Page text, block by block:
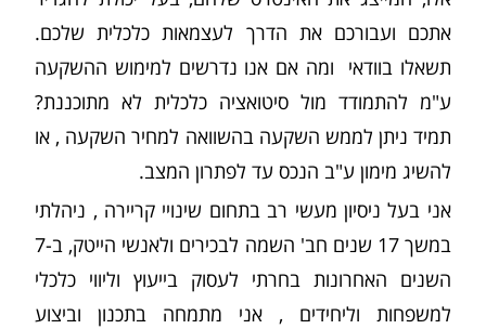
אתכם ועבורכם את הדרך לעצמאות כלכלית שלכם.
תשאלו בוודאי ומה אם אנו נדרשים למימוש ההשקעה
ע"מ להתמודד מול סיטואציה כלכלית לא מתוכננת?
תמיד ניתן לממש השקעה בהשוואה למחיר השקעה , או
להשיג מימון ע"ב הנכס עד לפתרון המצב.
אני בעל ניסיון מעשי רב בתחום שינויי קריירה , ניהלתי
במשך 17 שנים חב' השמה לבכירים ולאנשי הייטק, ב-7
השנים האחרונות בחרתי לעסוק בייעוץ וליווי כלכלי
למשפחות וליחידים , אני מתמחה בתכנון וביצוע